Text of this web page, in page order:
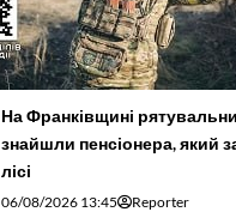
На Франківщині
знайшли пенсіонера, який
лісі
06/08/2026 13:45 Reporter